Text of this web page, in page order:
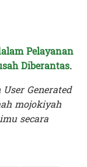
Pelayanan
Diberantas.
Generated
mojokiyah
secara